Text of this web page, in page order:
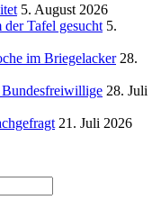
5. August 2026
der Tafel gesucht 5.
im Briegelacker 28.
Bundesfreiwillige 28. Juli
21. Juli 2026